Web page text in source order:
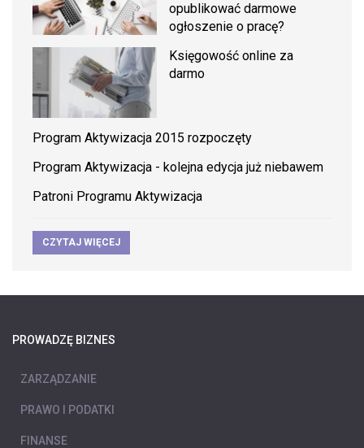
opublikować darmowe
ogłoszenie o pracę?
Księgowość online za
darmo
Program Aktywizacja 2015 rozpoczęty
Program Aktywizacja - kolejna edycja już niebawem
Patroni Programu Aktywizacja
CZYTAJ WIĘCEJ
PROWADZĘ BIZNES
ZARZĄDZANIE
PRAWO I PODATKI
FINANSE